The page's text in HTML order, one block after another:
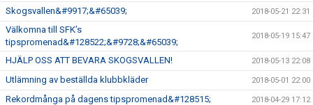
Skogsvallen&#9917;&#65039; 2018-05-21 22:31
Välkomna till SFK’s
tipspromenad&#128522;&#9728;&#65039;
2018-05-19 15:47
HJÄLP OSS ATT BEVARA SKOGSVALLEN! 2018-05-13 22:08
Utlämning av beställda klubbkläder 2018-05-01 22:00
Rekordmånga på dagens tipspromenad&#128515; 2018-04-29 17:12